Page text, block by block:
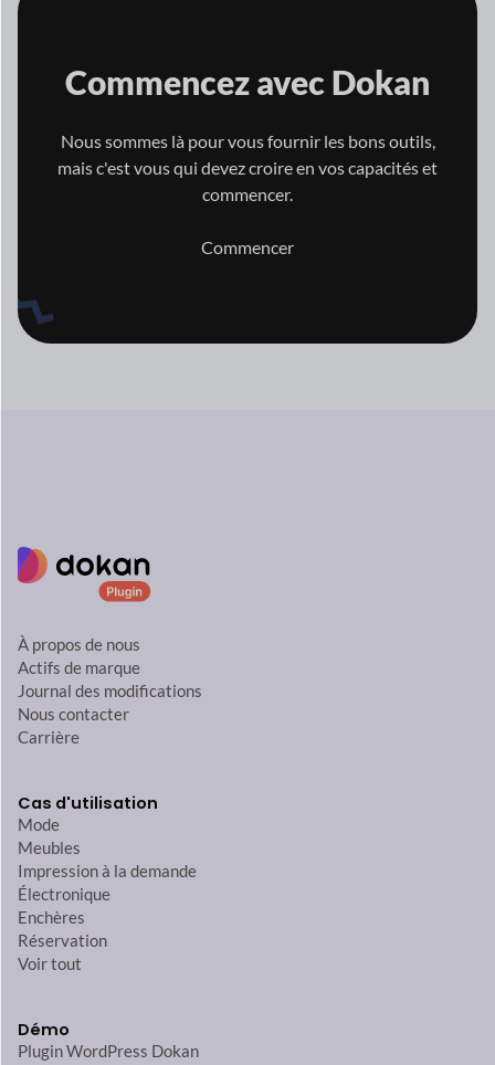
Commencez avecDokan
Nous sommes là pour vous fournir les bons outils,
mais c'est vous qui devez croire en vos capacités et
commencer.
Commencer
À propos de nous
Actifs de marque
Journal des modifications
Nous contacter
Carrière
Cas d'utilisation
Mode
Meubles
Impression à la demande
Électronique
Enchères
Réservation
Voir tout
Démo
Plugin WordPress Dokan